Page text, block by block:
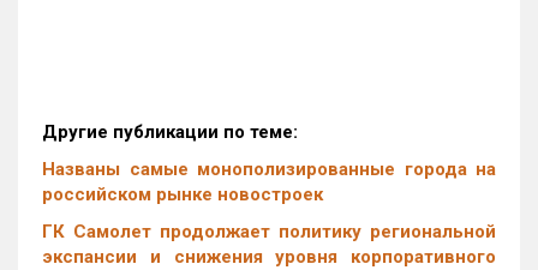
Другие публикации по теме:
Названы самые монополизированные города на
российском рынке новостроек
ГК Самолет продолжает политику региональной
экспансии и снижения уровня корпоративного